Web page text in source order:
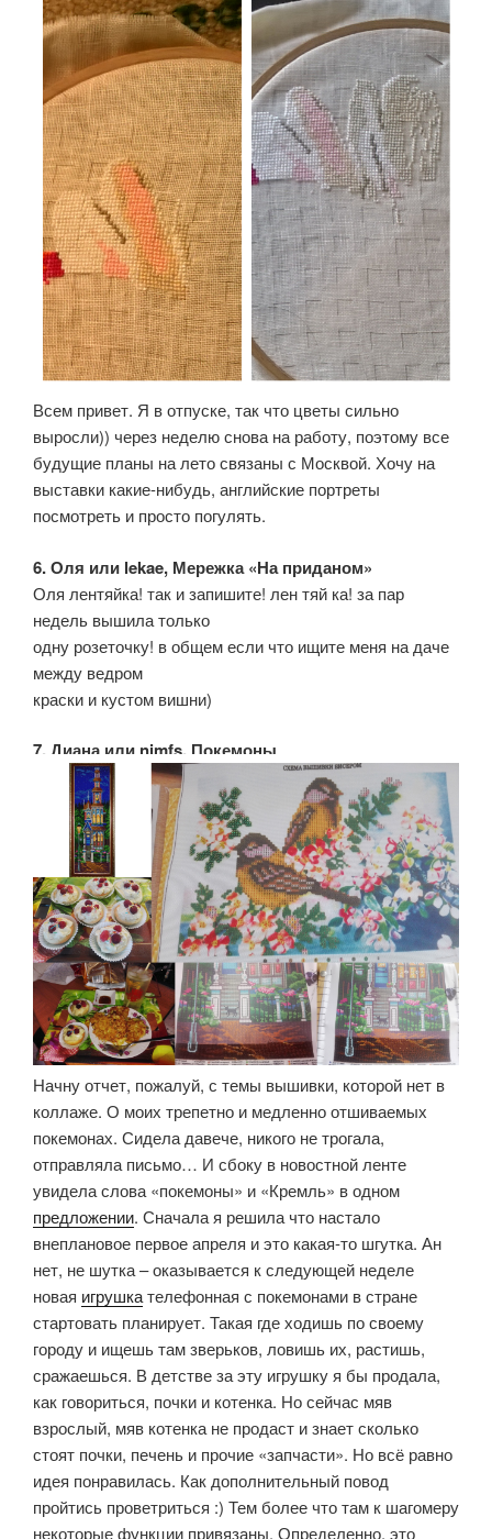
Всем привет. Я в отпуске, так что цветы сильно
выросли)) через неделю снова на работу, поэтому все
будущие планы на лето связаны с Москвой. Хочу на
выставки какие-нибудь, английские портреты
посмотреть и просто погулять.
6. Оля или lekae, Мережка «На приданом»
Оля лентяйка! так и запишите! лен тяй ка! за пар
недель вышила только
одну розеточку! в общем если что ищите меня на даче
между ведром
краски и кустом вишни)
7. Диана или nimfs, Покемоны
Начну отчет, пожалуй, с темы вышивки, которой нет в
коллаже. О моих трепетно и медленно отшиваемых
покемонах. Сидела давече, никого не трогала,
отправляла письмо… И сбоку в новостной ленте
увидела слова «покемоны» и «Кремль» в одном
предложении. Сначала я решила что настало
внеплановое первое апреля и это какая-то шгутка. Ан
нет, не шутка – оказывается к следующей неделе
новая игрушкателефонная с покемонами в стране
стартовать планирует. Такая где ходишь по своему
городу и ищешь там зверьков, ловишь их, растишь,
сражаешься. В детстве за эту игрушку я бы продала,
как говориться, почки и котенка. Но сейчас мяв
взрослый, мяв котенка не продаст и знает сколько
стоят почки, печень и прочие «запчасти». Но всё равно
идея понравилась. Как дополнительный повод
пройтись проветриться :) Тем более что там к шагомеру
некоторые функции привязаны. Определенно, это